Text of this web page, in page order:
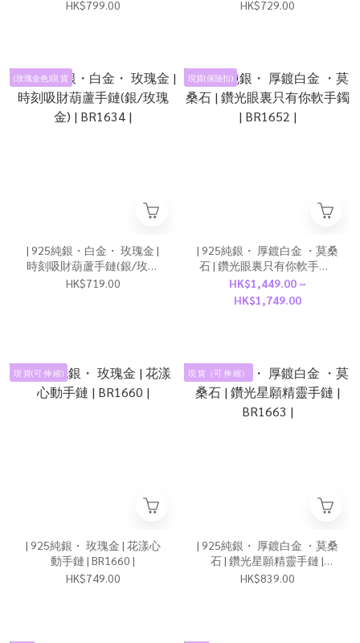
HK$799.00 HK$729.00
(玫瑰金色)現 貨
| 925純銀・白金・ 玫瑰金 |
時刻吸財葫蘆手鏈(銀/玫瑰
金) | BR1634 |
HK$719.00
現貨(保險扣)
| 925純銀・ 厚鍍白金 ・莫桑
石 | 鑽光眼裏只有你軟手鐲 |
BR1652 |
HK$1,449.00 ~
HK$1,749.00
現 貨(可 伸 縮)
| 925純銀・ 玫瑰金 | 花漾心
動手鏈 | BR1660 |
HK$749.00
現 貨（可 伸 縮）
| 925純銀・ 厚鍍白金 ・莫桑
石 | 鑽光星願精靈手鏈 |
BR1663 |
HK$839.00